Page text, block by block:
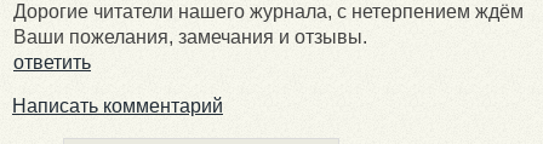
Дорогие читатели нашего журнала, с нетерпением ждём
Ваши пожелания, замечания и отзывы.
ответить
Написать комментарий